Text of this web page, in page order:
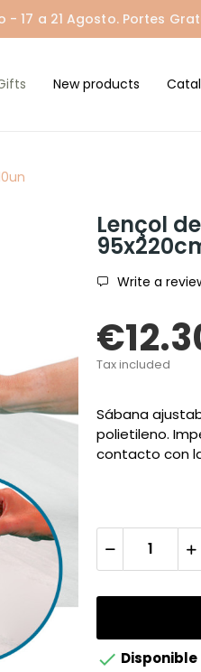
17 a 21 Agosto. Portes
New products
Lençol
Write a
Tax included
Sábana
polietileno.
contacto con
 Disponible